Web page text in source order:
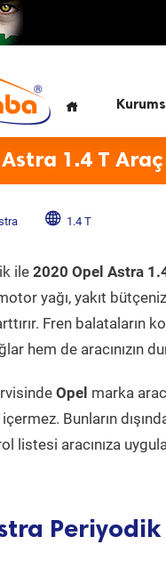
1.4 T Araç
1.4 T
ile 2020 Opel Astra
yağı, yakıt
Fren balataların
hem de aracınızın
Opel marka
Bunların
listesi aracınıza
Periyodik